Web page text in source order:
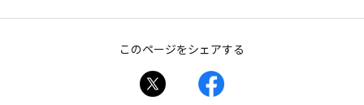
このページをシェアする